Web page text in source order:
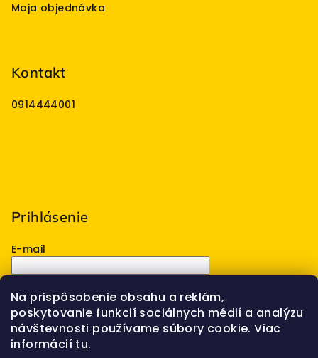
Na prispôsobenie obsahu a reklám,
poskytovanie funkcií sociálnych médií a analýzu
návštevnosti používame súbory cookie. Viac
informácií tu.
Moja objednávka
Kontakt
0914444001
Prihlásenie
E-mail
Prihlásiť sa
Nová registrácia